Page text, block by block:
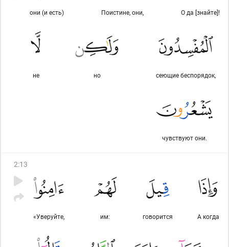
О да [знайте]!
Поистине, они,
они (и есть)
сеющие беспорядок,
но
не
чувствуют они.
2:13
А когда
говорится
им:
«Уверуйте,